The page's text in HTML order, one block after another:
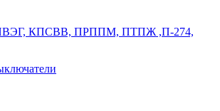
КПСВВ, ПРППМ, ПТПЖ ,П-274,